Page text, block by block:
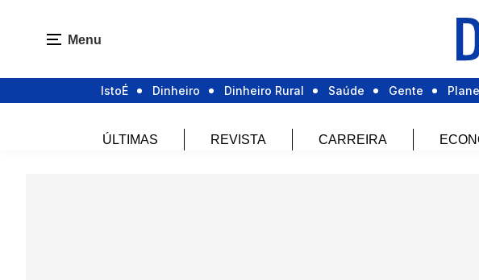
Menu
IstoÉ Dinheiro Dinheiro Rural Saúde Gente
ÚLTIMAS REVISTA CARREIRA